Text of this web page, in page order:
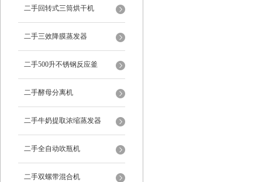
二手回转式三筒烘干机
二手三效降膜蒸发器
二手500升不锈钢反应釜
二手酵母分离机
二手牛奶提取浓缩蒸发器
二手全自动吹瓶机
二手双螺带混合机